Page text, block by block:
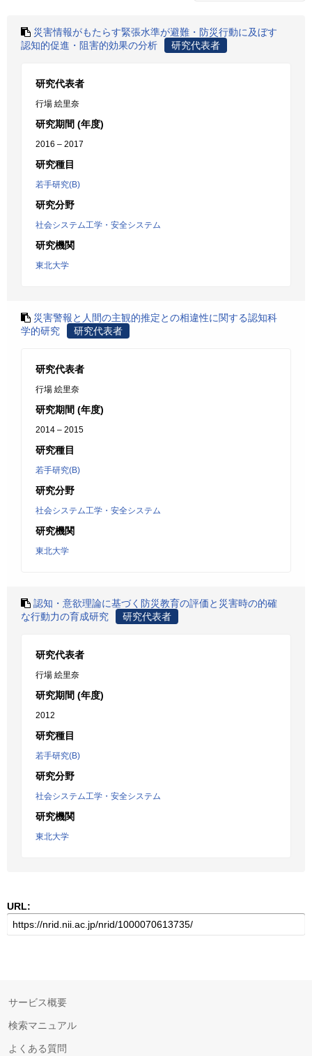
災害情報がもたらす緊張水準が避難・防災行動に及ぼす
認知的促進・阻害的効果の分析
研究代表者
研究代表者
行場 絵里奈
研究期間 (年度)
2016 – 2017
研究種目
若手研究(B)
研究分野
社会システム工学・安全システム
研究機関
東北大学
災害警報と人間の主観的推定との相違性に関する認知科
学的研究
研究代表者
研究代表者
行場 絵里奈
研究期間 (年度)
2014 – 2015
研究種目
若手研究(B)
研究分野
社会システム工学・安全システム
研究機関
東北大学
認知・意欲理論に基づく防災教育の評価と災害時の的確
な行動力の育成研究
研究代表者
研究代表者
行場 絵里奈
研究期間 (年度)
2012
研究種目
若手研究(B)
研究分野
社会システム工学・安全システム
研究機関
東北大学
URL:
サービス概要
検索マニュアル
よくある質問